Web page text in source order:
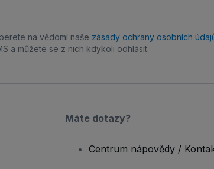
na vědomí naše zásady ochrany osobních
a můžete se z nich kdykoli odhlásit.
Máte dotazy?
Centrum nápovědy /